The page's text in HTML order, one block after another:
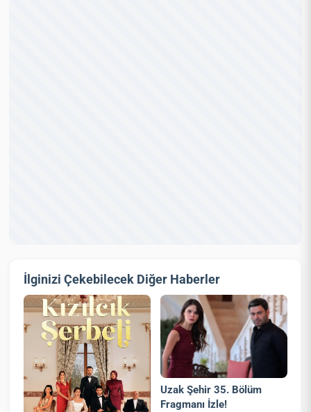
İlginizi Çekebilecek Diğer Haberler
Uzak Şehir 35. Bölüm
Fragmanı İzle!